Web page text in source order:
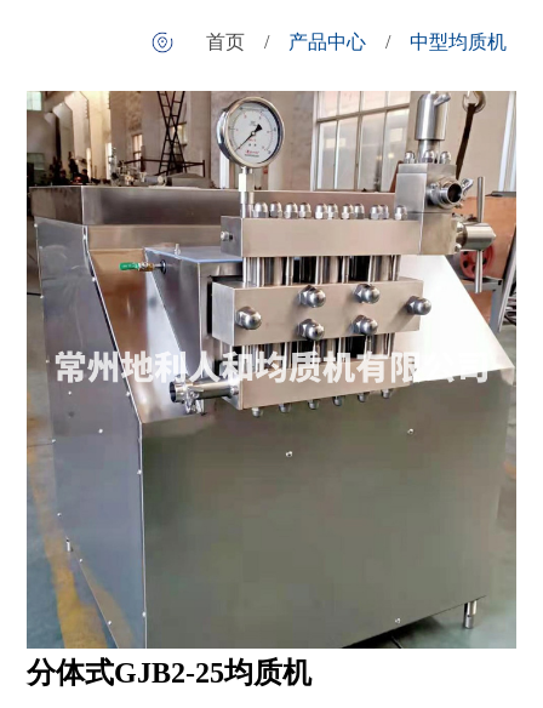
首页 / 产品中心 / 中型均质机
分体式GJB2-25均质机